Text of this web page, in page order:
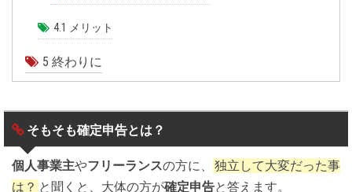
4.1 メリット
5 終わりに
そもそも確定申告とは？
個人事業主やフリーランスの方に、
独立して大変だった事
は？ と聞くと、大体の方が確定申告と答えます。